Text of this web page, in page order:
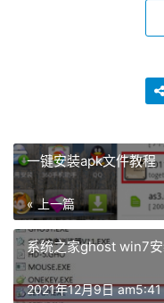
一键安装apk文件教程
« 上一篇
系统之家ghost win7
2021年12月9日 am5:41